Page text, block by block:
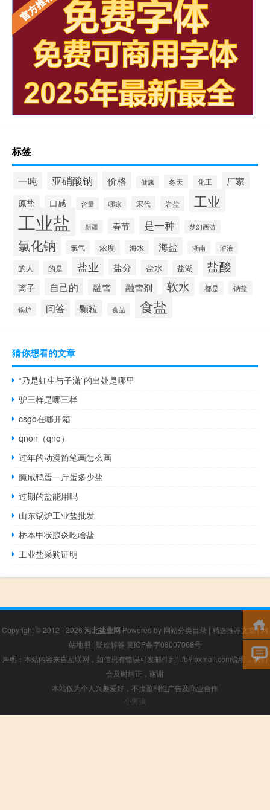
标签
一吨 亚硝酸钠 价格 健康 冬天 化工 厂家
原盐 口感 含量 哪家 宋代 岩盐 工业
工业盐 新疆 春节 是一种 梦幻西游
氯化钠 氯气 浓度 海水 海盐 湖南 溶液
的人 的是 盐业 盐分 盐水 盐湖 盐酸
离子 自己的 融雪 融雪剂 软水 都是 钠盐
锅炉 问答 颗粒 食品 食盐
猜你想看的文章
“乃是虹生与子潇”的出处是哪里
驴三样是哪三样
csgo在哪开箱
qnon（qno）
过年的动漫简笔画怎么画
腌咸鸭蛋一斤蛋多少盐
过期的盐能用吗
山东锅炉工业盐批发
桥本甲状腺炎吃啥盐
工业盐采购证明
Copyright © 2012 - 2026 河北盐业网 Powered by 网站分类目录 | 精选推荐文章|网
站地图 | 疑难解答 冀ICP备字08007068号
声明：本站内容来自互联网，如信息有错误可发邮件到f_fb#foxmail.com说明，我们
会及时纠正，谢谢
本站仅为个人兴趣爱好，不接盈利性广告及商业合作
小男孩